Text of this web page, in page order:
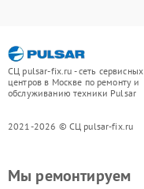
СЦ pulsar-fix.ru - сеть сервисных
центров в Москве по ремонту и
обслуживанию техники Pulsar
2021-2026 © СЦ pulsar-fix.ru
Мы ремонтируем